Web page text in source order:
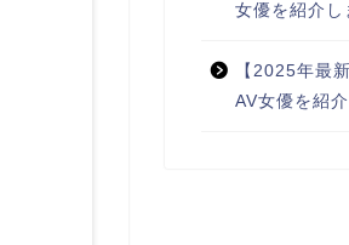
女優を紹介し
【2025年最
AV女優を紹介